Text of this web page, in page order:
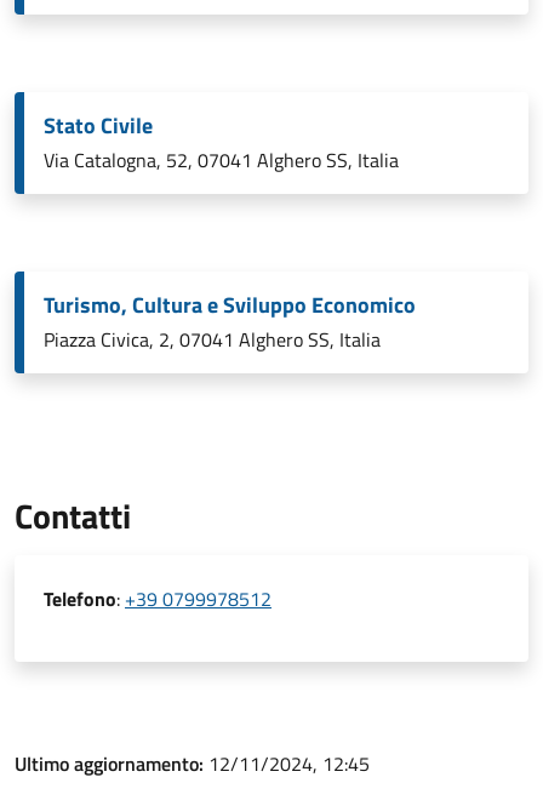
Stato Civile
Via Catalogna, 52, 07041 Alghero SS, Italia
Turismo, Cultura e Sviluppo Economico
Piazza Civica, 2, 07041 Alghero SS, Italia
Contatti
Telefono: +39 0799978512
Ultimo aggiornamento: 12/11/2024, 12:45